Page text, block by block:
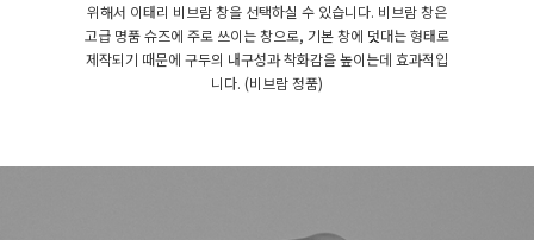
위해서 이태리 비브람 창을 선택하실 수 있습니다. 비브람 창은
고급 명품 슈즈에 주로 쓰이는 창으로, 기본 창에 덧대는 형태로
제작되기 때문에 구두의 내구성과 착화감을 높이는데 효과적입
니다. (비브람 정품)